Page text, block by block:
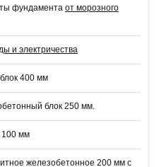
фундамента от морозного
и электричества
400 мм
блок 250 мм.
100 мм
железобетонное 200 мм с